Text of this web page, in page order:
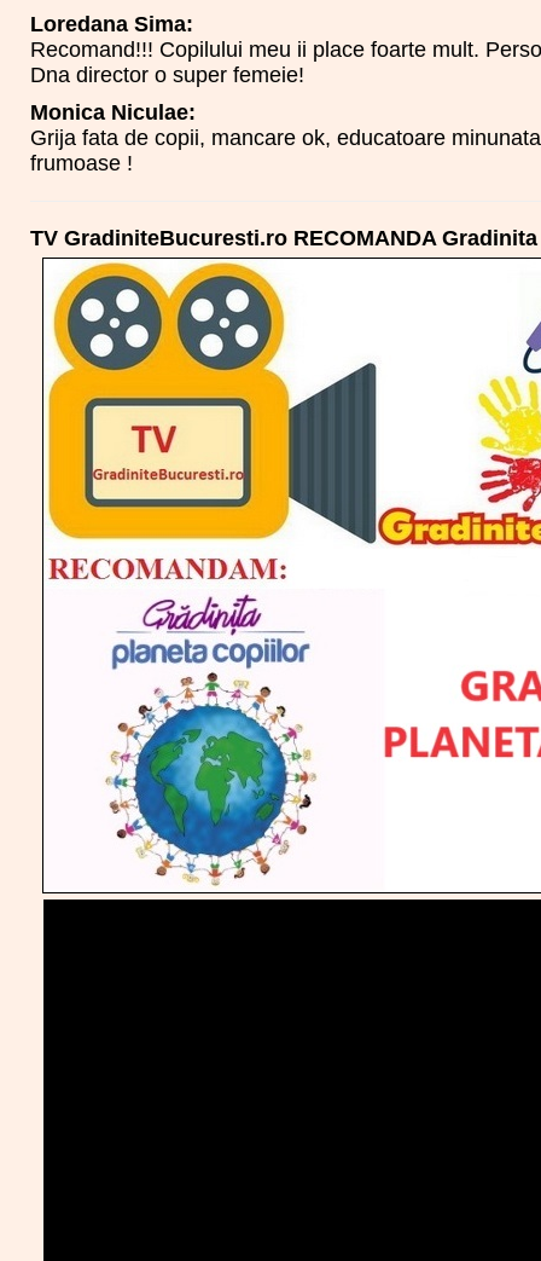
Loredana Sima:
Recomand!!! Copilului meu ii place foarte mult.
Dna director o super femeie!
Monica Niculae:
Grija fata de copii, mancare ok, educatoare
frumoase !
TV GradiniteBucuresti.ro RECOMANDA